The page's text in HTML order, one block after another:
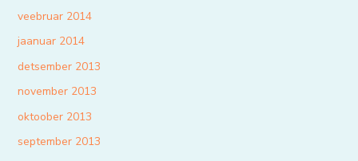
veebruar 2014
jaanuar 2014
detsember 2013
november 2013
oktoober 2013
september 2013